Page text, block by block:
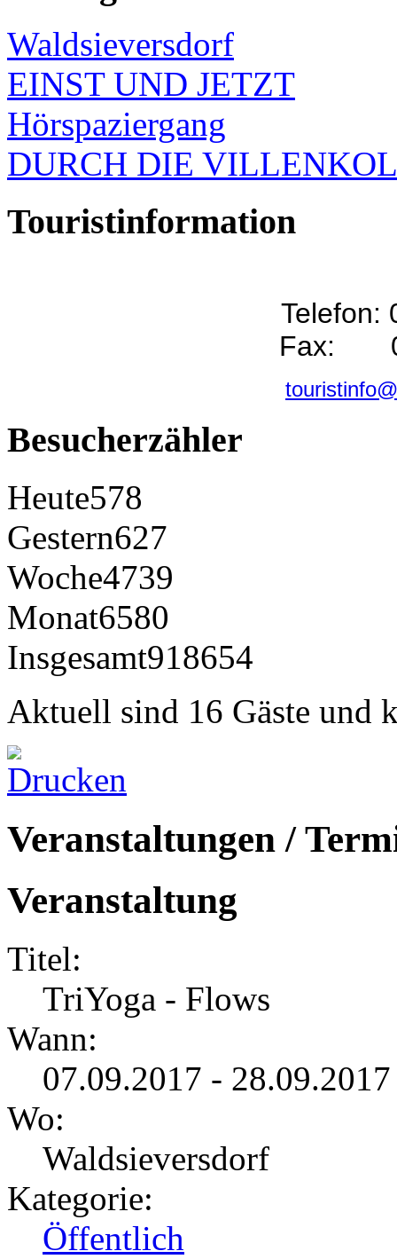
Waldsieversdorf
EINST UND JETZT
Hörspaziergang
DURCH DIE
Touristinformation
Telefon:
Fax:
Besucherzähler
Heute578
Gestern627
Woche4739
Monat6580
Insgesamt918654
Aktuell sind 16 Gäste und
Veranstaltungen /
Veranstaltung
Titel:
TriYoga - Flows
Wann:
07.09.2017 -
Wo:
Waldsieversdorf
Kategorie:
Öffentlich